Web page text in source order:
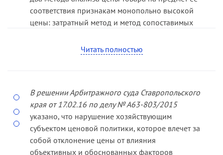
соответствия признакам монопольно высокой
цены: затратный метод и метод сопоставимых
Затратный метод представляет собой метод
товара, путем сопоставления уровня
рентабельности занимающего доминирующее
положение хозяйствующего субъекта с уровнем
рентабельности того же самого хозяйствующего
субъекта, зафиксированным в иные периоды
времени (пункты 1 и 2 части 1 статьи 6 Закона о
Читать полностью
В решении Арбитражного суда Ставропольского
края от 17.02.16 по делу № А63-803/2015
указано, что нарушение хозяйствующим
субъектом ценовой политики, которое влечет за
собой отклонение цены от влияния
объективных и обоснованных факторов